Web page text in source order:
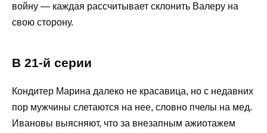
войну — каждая рассчитывает склонить Валеру на
свою сторону.
В 21-й серии
Кондитер Марина далеко не красавица, но с недавних
пор мужчины слетаются на нее, словно пчелы на мед.
Ивановы выясняют, что за внезапным ажиотажем